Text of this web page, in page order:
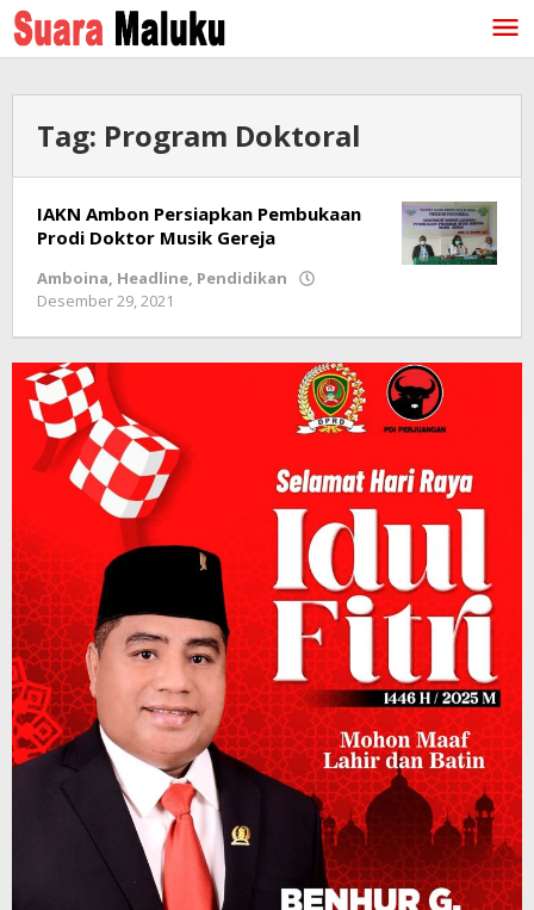
Lewati
ke
konten
Tag: Program Doktoral
IAKN Ambon Persiapkan Pembukaan
Prodi Doktor Musik Gereja
Amboina, Headline, Pendidikan
Desember 29, 2021